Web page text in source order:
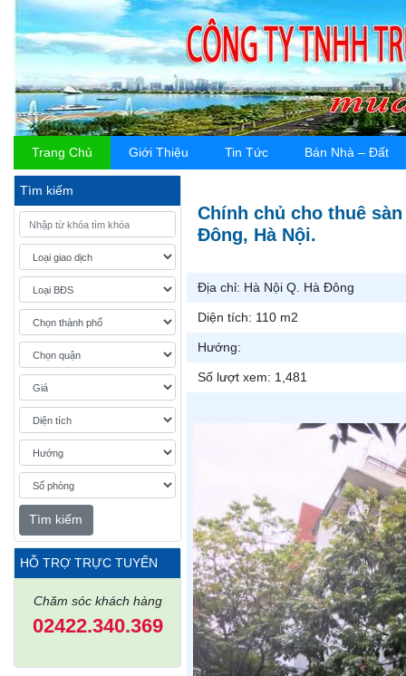
Trang Chủ Giới Thiệu Tin Tức Bán Nhà – Đất
Tìm kiếm
Tìm kiếm
HỖ TRỢ TRỰC TUYẾN
Chăm sóc khách hàng
02422.340.369
Chính chủ cho thuê
Đông, Hà Nội.
Địa chỉ: Hà Nội Q. Hà Đông
Diện tích: 110 m2
Hướng:
Số lượt xem: 1,481